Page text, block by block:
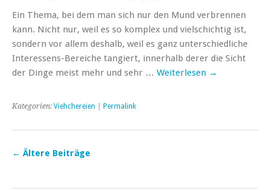
Ein Thema, bei dem man sich nur den Mund verbrennen
kann. Nicht nur, weil es so komplex und vielschichtig ist,
sondern vor allem deshalb, weil es ganz unterschiedliche
Interessens-Bereiche tangiert, innerhalb derer die Sicht
der Dinge meist mehr und sehr … Weiterlesen →
Kategorien: Viehchereien Permalink
← Ältere Beiträge